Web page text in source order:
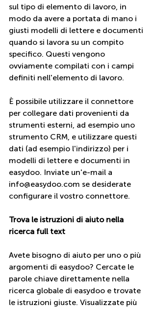
sul tipo di elemento di lavoro, in
modo da avere a portata di mano i
giusti modelli di lettere e documenti
quando si lavora su un compito
specifico. Questi vengono
ovviamente compilati con i campi
definiti nell'elemento di lavoro.
È possibile utilizzare il connettore
per collegare dati provenienti da
strumenti esterni, ad esempio uno
strumento CRM, e utilizzare questi
dati (ad esempio l'indirizzo) per i
modelli di lettere e documenti in
easydoo. Inviate un'e-mail a
info@easydoo.com se desiderate
configurare il vostro connettore.
Trova le istruzioni di aiuto nella
ricerca full text
Avete bisogno di aiuto per uno o più
argomenti di easydoo? Cercate le
parole chiave direttamente nella
ricerca globale di easydoo e trovate
le istruzioni giuste. Visualizzate più